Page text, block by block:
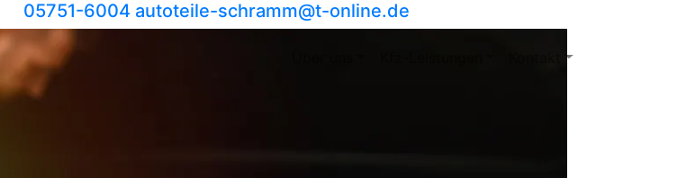
05751-6004 autoteile-schramm​@t-online.de